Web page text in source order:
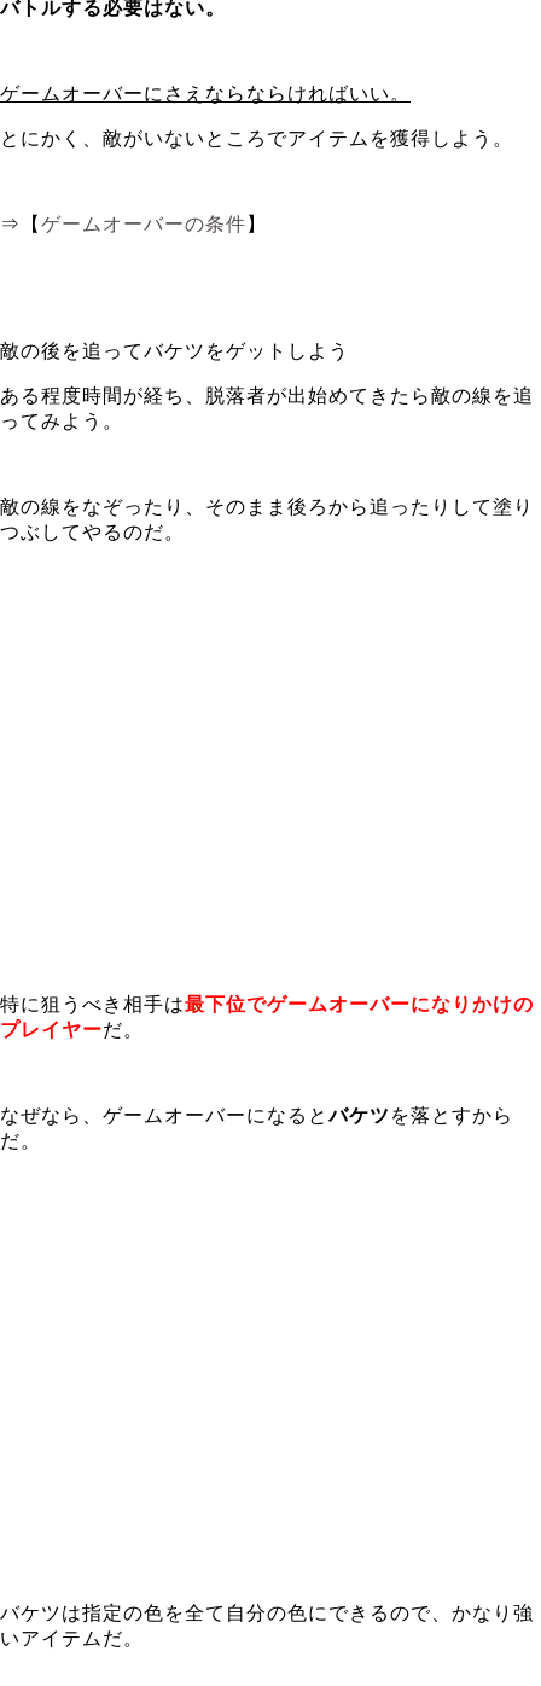
バトルする必要はない。
ゲームオーバーにさえならならければいい。
とにかく、敵がいないところでアイテムを獲得しよう。
⇒【 ゲームオーバーの条件 】
敵の後を追ってバケツをゲットしよう
ある程度時間が経ち、脱落者が出始めてきたら敵の線を追
ってみよう。
敵の線をなぞったり、そのまま後ろから追ったりして塗り
つぶしてやるのだ。
特に狙うべき相手は最下位でゲームオーバーになりかけの
プレイヤーだ。
なぜなら、ゲームオーバーになるとバケツ を落とすから
だ。
バケツは指定の色を全て自分の色にできるので、かなり強
いアイテムだ。